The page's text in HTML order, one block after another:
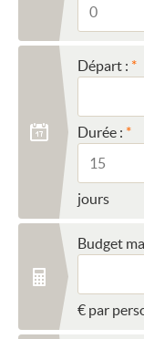
Départ :
Durée :
jours
Budget
€ par